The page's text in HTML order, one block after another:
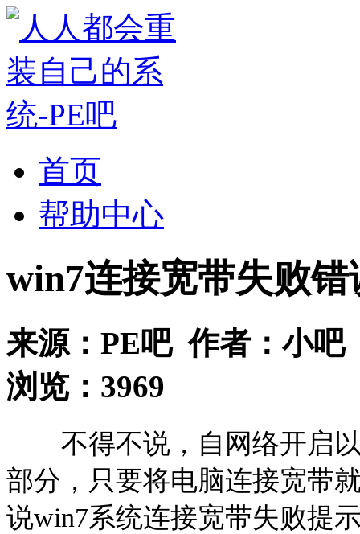
首页
帮助中心
win7连接宽带失败错
来源： PE吧作者：小吧
浏览： 3969
不得不说，自网络开启以
部分，只要将电脑连接宽带
说win7系统连接宽带失败提